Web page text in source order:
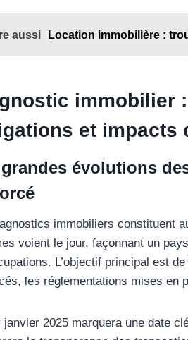
aussi Location immobilière :
immobilier
et impacts
évolutions
immobiliers constituent
voient le jour, façonnant un
L’objectif principal est
les réglementations mises en
janvier 2025 marquera une date